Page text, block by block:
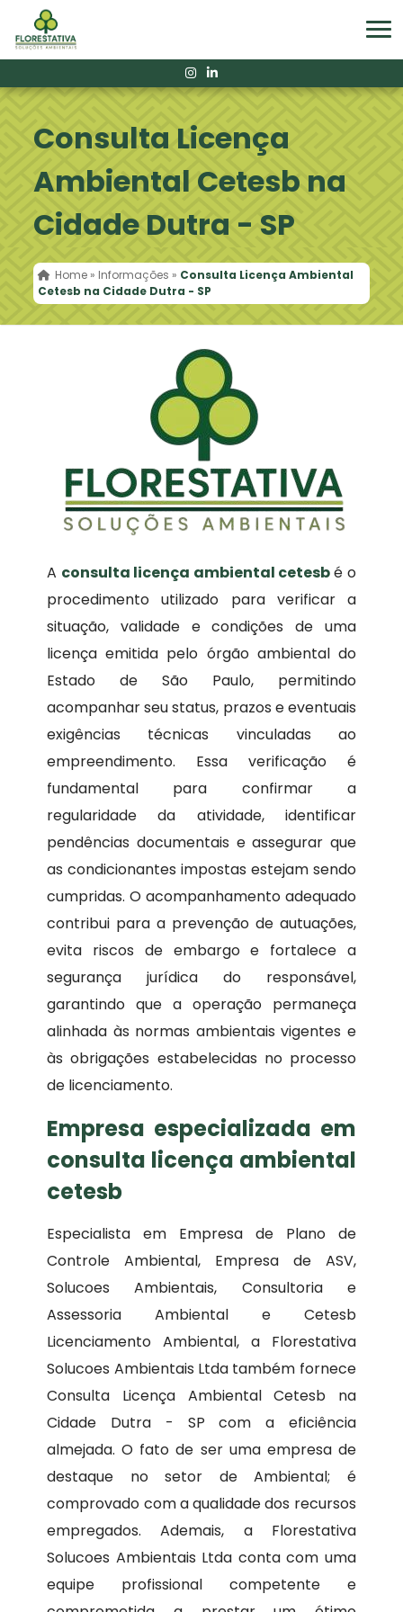
Consulta Licença
Ambiental Cetesb na
Cidade Dutra - SP
Home » Informações » Consulta Licença Ambiental
Cetesb na Cidade Dutra - SP
A consulta licença ambiental cetesbé o
procedimento utilizado para verificar a
situação, validade e condições de uma
licença emitida pelo órgão ambiental do
Estado de São Paulo, permitindo
acompanhar seu status, prazos e eventuais
exigências técnicas vinculadas ao
empreendimento. Essa verificação é
fundamental para confirmar a
regularidade da atividade, identificar
pendências documentais e assegurar que
as condicionantes impostas estejam sendo
cumpridas. O acompanhamento adequado
contribui para a prevenção de autuações,
evita riscos de embargo e fortalece a
segurança jurídica do responsável,
garantindo que a operação permaneça
alinhada às normas ambientais vigentes e
às obrigações estabelecidas no processo
de licenciamento.
Empresa especializada em
consulta licença ambiental
cetesb
Especialista em Empresa de Plano de
Controle Ambiental, Empresa de ASV,
Solucoes Ambientais, Consultoria e
Assessoria Ambiental e Cetesb
Licenciamento Ambiental, a Florestativa
Solucoes Ambientais Ltda também fornece
Consulta Licença Ambiental Cetesb na
Cidade Dutra - SP com a eficiência
almejada. O fato de ser uma empresa de
destaque no setor de Ambiental; é
comprovado com a qualidade dos recursos
empregados. Ademais, a Florestativa
Solucoes Ambientais Ltda conta com uma
equipe profissional competente e